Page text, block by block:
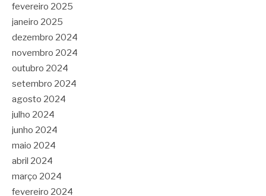
fevereiro 2025
janeiro 2025
dezembro 2024
novembro 2024
outubro 2024
setembro 2024
agosto 2024
julho 2024
junho 2024
maio 2024
abril 2024
março 2024
fevereiro 2024